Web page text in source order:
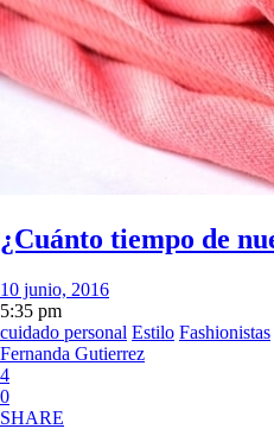
¿Cuánto tiempo de
10 junio, 2016
5:35 pm
cuidado personal Estilo Fashionistas
Fernanda Gutierrez
4
0
SHARE